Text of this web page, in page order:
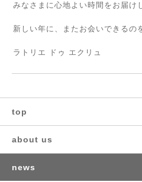
みなさまに心地よい時間をお届け
新しい年に、またお会いできるの
ラトリエ ドゥ エクリュ
top
about us
news